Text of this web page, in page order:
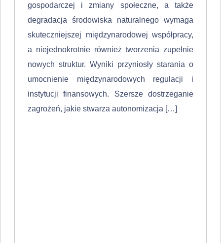
gospodarczej i zmiany społeczne, a także
degradacja środowiska naturalnego wymaga
skuteczniejszej międzynarodowej współpracy,
a niejedno­krotnie również tworzenia zupełnie
nowych struktur. Wyniki przyniosły starania o
umocnienie międzynarodowych regulacji i
instytucji finansowych. Szersze dostrzeganie
zagrożeń, jakie stwarza autonomizacja […]